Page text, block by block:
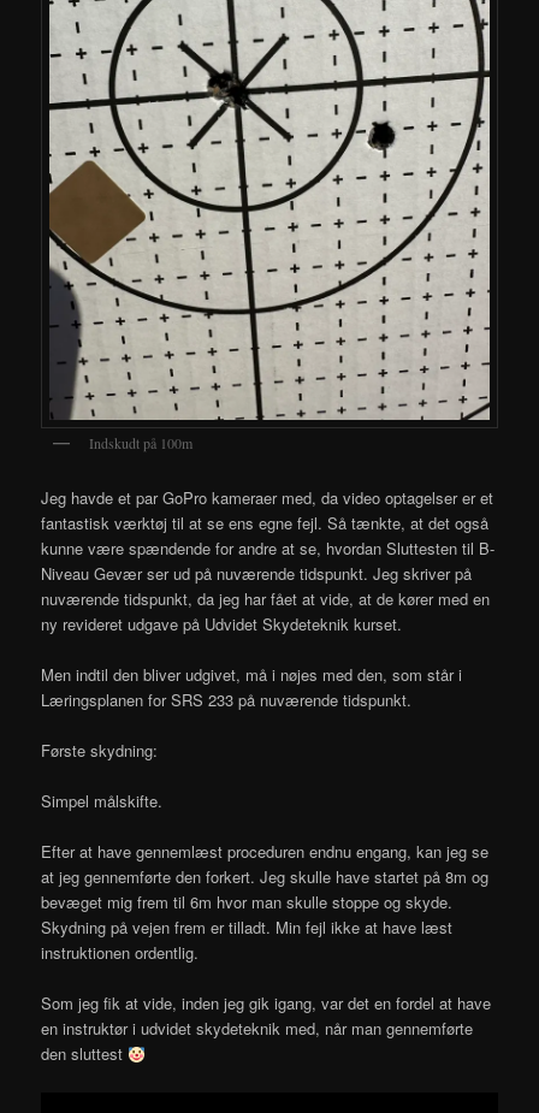
Indskudt på 100m
Jeg havde et par GoPro kameraer med, da video optagelser er et
fantastisk værktøj til at se ens egne fejl. Så tænkte, at det også
kunne være spændende for andre at se, hvordan Sluttesten til B-
Niveau Gevær ser ud på nuværende tidspunkt. Jeg skriver på
nuværende tidspunkt, da jeg har fået at vide, at de kører med en
ny revideret udgave på Udvidet Skydeteknik kurset.
Men indtil den bliver udgivet, må i nøjes med den, som står i
Læringsplanen for SRS 233 på nuværende tidspunkt.
Første skydning:
Simpel målskifte.
Efter at have gennemlæst proceduren endnu engang, kan jeg se
at jeg gennemførte den forkert. Jeg skulle have startet på 8m og
bevæget mig frem til 6m hvor man skulle stoppe og skyde.
Skydning på vejen frem er tilladt. Min fejl ikke at have læst
instruktionen ordentlig.
Som jeg fik at vide, inden jeg gik igang, var det en fordel at have
en instruktør i udvidet skydeteknik med, når man gennemførte
den sluttest